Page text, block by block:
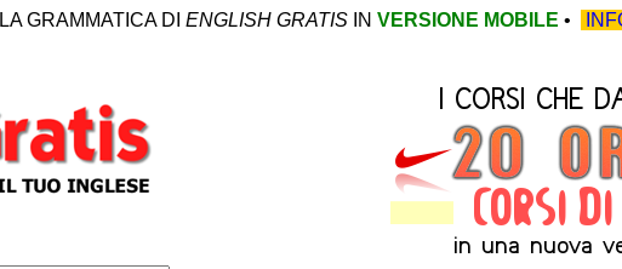
LA GRAMMATICA DI ENGLISH GRATIS IN VERSIONE MOBILE •